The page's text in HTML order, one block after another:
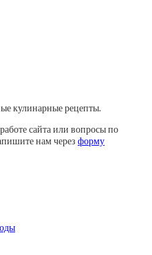
кулинарные рецепты.
сайта или вопросы по
нам через форму